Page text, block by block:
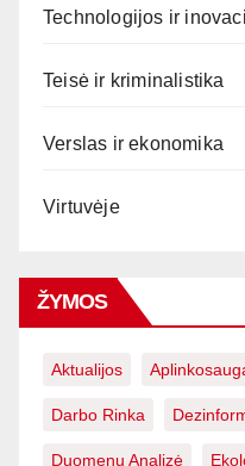
Technologijos ir
Teisė ir kriminalistika
Verslas ir ekonomika
Virtuvėje
ŽYMOS
Aktualijos
Darbo Rinka
Duomenų Analizė